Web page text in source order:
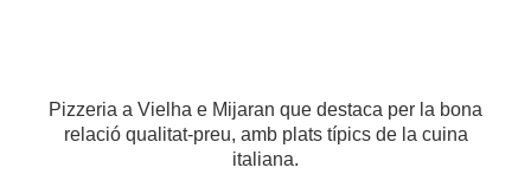
Pizzeria a Vielha e Mijaran que destaca per la bona
relació qualitat-preu, amb plats típics de la cuina
italiana.